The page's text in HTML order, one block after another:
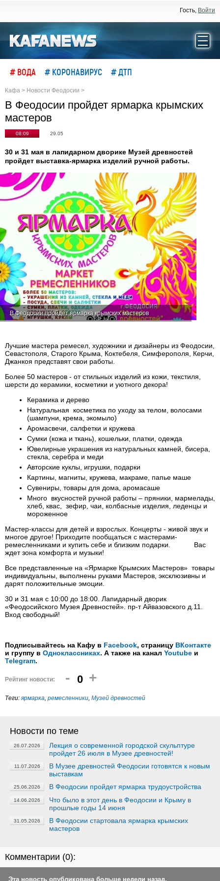
Гость, Войти
# ВОДА # КОРОНАВИРУС # ДТП
Кафа > Новости Феодосии >
В Феодосии пройдет ярмарка крымских
мастеров
08:09 29.05
30 и 31 мая в лапидарном дворике Музей древностей
пройдет выставка-ярмарка изделий ручной работы.
В Феодосии пройдет ярмарка крымских мастеров
Лучшие мастера ремесел, художники и дизайнеры из Феодосии,
Севастополя, Старого Крыма, Коктебеля, Симферополя, Керчи,
Джанкоя представят свои работы.
Более 50 мастеров - от стильных изделий из кожи, текстиля,
шерсти до керамики, косметики и уютного декора!
Керамика и дерево
Натуральная косметика по уходу за телом, волосами
(шампуни, крема, экомыло)
Аромасвечи, салфетки и кружева
Сумки (кожа и ткань), кошельки, платки, одежда
Ювелирные украшения из натуральных камней, бисера,
стекла, серебра и меди
Авторские куклы, игрушки, подарки
Картины, магниты, кружева, макраме, папье маше
Сувениры, товары для дома, аромасаше
Много вкусностей ручной работы – пряники, мармелады,
хлеб, квас, зефир, чаи, колбасные изделия, леденцы и
мороженное
Мастер-классы для детей и взрослых. Концерты - живой звук и
многое другое! Приходите пообщаться с мастерами-
ремесленниками и купить себе и близким подарки. Вас
ждет зона комфорта и музыки!
Все представленные на «Ярмарке Крымских Мастеров» товары
индивидуальны, выполнены руками Мастеров, эксклюзивны и
дарят положительные эмоции.
30 и 31 мая с 10:00 до 18:00. Лапидарный дворик
«Феодосийского Музея Древностей». пр-т Айвазовского д.11.
Вход свободный!
Подписывайтесь на Кафу в Facebook, страницу ВКонтакте
и группу в Одноклассниках. А также на канал Youtube и
Telegram.
Рейтинг новости: - 0 +
Теги: ярмарка, ремесленники, Музей древностей
Новости по теме
26.07.2026
Лекция о современной городской скульптуре
пройдет 26 июля в Музее древностей!
11.07.2026
В Музее древностей Феодосии готовятся к новым
выставкам
25.06.2026 В Феодосии пройдет ярмарка трудоустройства
14.06.2026
Что было в этот день в Феодосии и Крыму в
прошлые годы 14 июня
31.05.2026
В Феодосии стартовала ярмарка крымских
мастеров
Комментарии (0):
Эта новость опубликована больше недели назад.